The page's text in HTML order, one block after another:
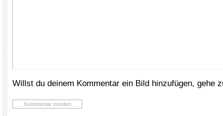
Willst du deinem Kommentar ein Bild hinzufügen, gehe